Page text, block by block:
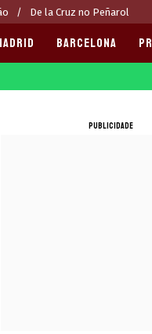
De la Cruz no Peñarol
BARCELONA
PUBLICIDADE